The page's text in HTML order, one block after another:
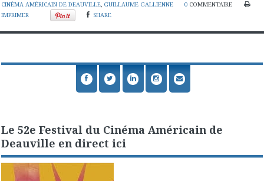
CINÉMA AMÉRICAIN DE DEAUVILLE, GUILLAUME GALLIENNE 0 COMMENTAIRE
IMPRIMER
SHARE
Le 52e Festival du Cinéma Américain de
Deauville en direct ici